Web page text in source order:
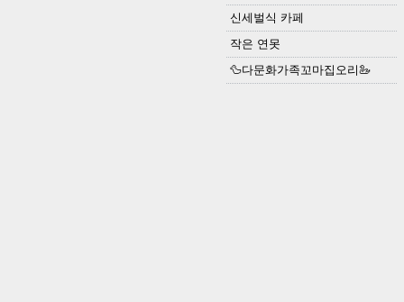
신세벌식 카페
작은 연못
🦆다문화가족꼬마집오리🦢